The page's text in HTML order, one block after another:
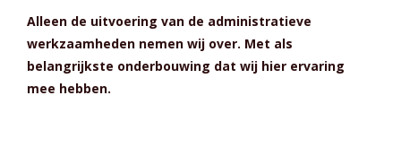
Alleen de uitvoering van de administratieve
werkzaamheden nemen wij over. Met als
belangrijkste onderbouwing dat wij hier ervaring
mee hebben.